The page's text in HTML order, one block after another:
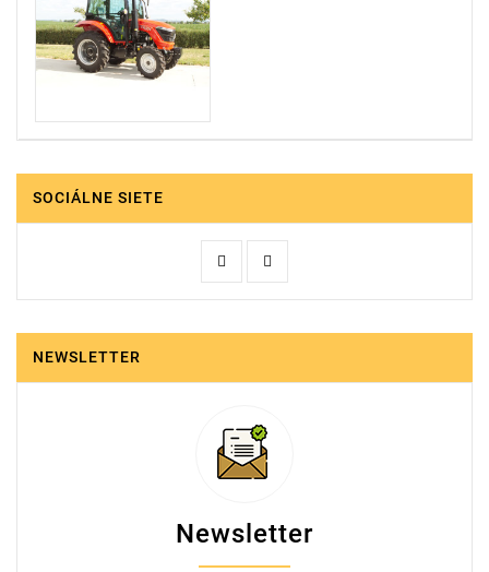
SOCIÁLNE SIETE
NEWSLETTER
Newsletter